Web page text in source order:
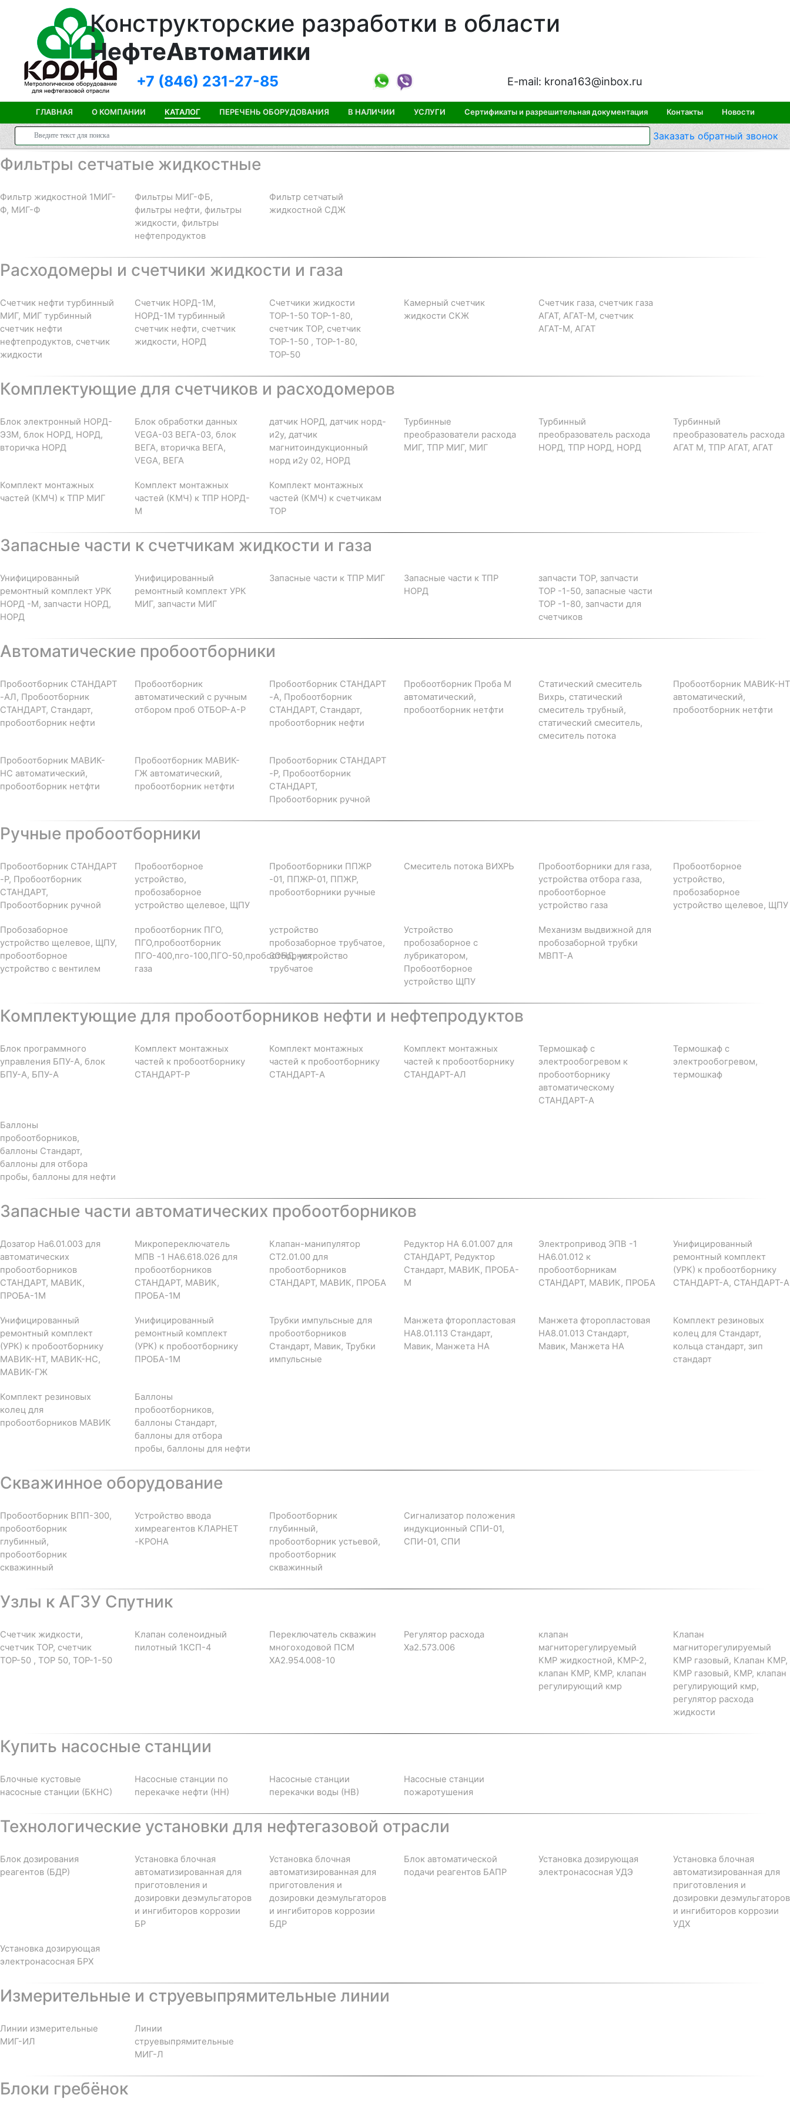
Конструкторские разработки в области
НефтеАвтоматики
+7 (846) 231-27-85 E-mail: krona163@inbox.ru
ГЛАВНАЯ О КОМПАНИИ КАТАЛОГ ПЕРЕЧЕНЬ ОБОРУДОВАНИЯ В НАЛИЧИИ УСЛУГИ Сертификаты и разрешительная документация Контакты Новости
Заказать обратный звонок
Фильтры сетчатые жидкостные
Фильтр жидкостной 1МИГ-
Ф, МИГ-Ф
Фильтры МИГ-ФБ,
фильтры нефти, фильтры
жидкости, фильтры
нефтепродуктов
Фильтр сетчатый
жидкостной СДЖ
Расходомеры и счетчики жидкости и газа
Счетчик нефти турбинный
МИГ, МИГ турбинный
счетчик нефти
нефтепродуктов, счетчик
жидкости
Счетчик НОРД-1М,
НОРД-1М турбинный
счетчик нефти, счетчик
жидкости, НОРД
Счетчики жидкости
ТОР-1-50 ТОР-1-80,
счетчик ТОР, счетчик
ТОР-1-50 , ТОР-1-80,
ТОР-50
Камерный счетчик
жидкости СКЖ
Счетчик газа, счетчик газа
АГАТ, АГАТ-М, счетчик
АГАТ-М, АГАТ
Комплектующие для счетчиков и расходомеров
Блок электронный НОРД-
Э3М, блок НОРД, НОРД,
вторичка НОРД
Блок обработки данных
VEGA-03 ВЕГА-03, блок
ВЕГА, вторичка ВЕГА,
VEGA, ВЕГА
датчик НОРД, датчик норд-
и2у, датчик
магнитоиндукционный
норд и2у 02, НОРД
Турбинные
преобразователи расхода
МИГ, ТПР МИГ, МИГ
Турбинный
преобразователь расхода
НОРД, ТПР НОРД, НОРД
Турбинный
преобразователь расхода
АГАТ М, ТПР АГАТ, АГАТ
Комплект монтажных
частей (КМЧ) к ТПР МИГ
Комплект монтажных
частей (КМЧ) к ТПР НОРД-
М
Комплект монтажных
частей (КМЧ) к счетчикам
ТОР
Запасные части к счетчикам жидкости и газа
Унифицированный
ремонтный комплект УРК
НОРД -М, запчасти НОРД,
НОРД
Унифицированный
ремонтный комплект УРК
МИГ, запчасти МИГ
Запасные части к ТПР МИГ
Запасные части к ТПР
НОРД
запчасти ТОР, запчасти
ТОР -1-50, запасные части
ТОР -1-80, запчасти для
счетчиков
Автоматические пробоотборники
Пробоотборник СТАНДАРТ
-АЛ, Пробоотборник
СТАНДАРТ, Стандарт,
пробоотборник нефти
Пробоотборник
автоматический с ручным
отбором проб ОТБОР-А-Р
Пробоотборник СТАНДАРТ
-А, Пробоотборник
СТАНДАРТ, Стандарт,
пробоотборник нефти
Пробоотборник Проба М
автоматический,
пробоотборник нетфти
Статический смеситель
Вихрь, статический
смеситель трубный,
статический смеситель,
смеситель потока
Пробоотборник МАВИК-НТ
автоматический,
пробоотборник нетфти
Пробоотборник МАВИК-
НС автоматический,
пробоотборник нетфти
Пробоотборник МАВИК-
ГЖ автоматический,
пробоотборник нетфти
Пробоотборник СТАНДАРТ
-Р, Пробоотборник
СТАНДАРТ,
Пробоотборник ручной
Ручные пробоотборники
Пробоотборник СТАНДАРТ
-Р, Пробоотборник
СТАНДАРТ,
Пробоотборник ручной
Пробоотборное
устройство,
пробозаборное
устройство щелевое, ЩПУ
Пробоотборники ППЖР
-01, ППЖР-01, ППЖР,
пробоотборники ручные
Смеситель потока ВИХРЬ
Пробоотборники для газа,
устройства отбора газа,
пробоотборное
устройство газа
Пробоотборное
устройство,
пробозаборное
устройство щелевое, ЩПУ
Пробозаборное
устройство щелевое, ЩПУ,
пробоотборное
устройство с вентилем
пробоотборник ПГО,
ПГО,пробоотборник
ПГО-400,пго-100,ПГО-50,пробоотборник
газа
устройство
пробозаборное трубчатое,
ЗОНД, устройство
трубчатое
Устройство
пробозаборное с
лубрикатором,
Пробоотборное
устройство ЩПУ
Механизм выдвижной для
пробозаборной трубки
МВПТ-А
Комплектующие для пробоотборников нефти и нефтепродуктов
Блок программного
управления БПУ-А, блок
БПУ-А, БПУ-А
Комплект монтажных
частей к пробоотборнику
СТАНДАРТ-Р
Комплект монтажных
частей к пробоотборнику
СТАНДАРТ-А
Комплект монтажных
частей к пробоотборнику
СТАНДАРТ-АЛ
Термошкаф с
электрообогревом к
пробоотборнику
автоматическому
СТАНДАРТ-А
Термошкаф с
электрообогревом,
термошкаф
Баллоны
пробоотборников,
баллоны Стандарт,
баллоны для отбора
пробы, баллоны для нефти
Запасные части автоматических пробоотборников
Дозатор На6.01.003 для
автоматических
пробоотборников
СТАНДАРТ, МАВИК,
ПРОБА-1М
Микропереключатель
МПВ -1 НА6.618.026 для
пробоотборников
СТАНДАРТ, МАВИК,
ПРОБА-1М
Клапан-манипулятор
СТ2.01.00 для
пробоотборников
СТАНДАРТ, МАВИК, ПРОБА
Редуктор НА 6.01.007 для
СТАНДАРТ, Редуктор
Стандарт, МАВИК, ПРОБА-
М
Электропривод ЭПВ -1
НА6.01.012 к
пробоотборникам
СТАНДАРТ, МАВИК, ПРОБА
Унифицированный
ремонтный комплект
(УРК) к пробоотборнику
СТАНДАРТ-А, СТАНДАРТ-А
Унифицированный
ремонтный комплект
(УРК) к пробоотборнику
МАВИК-НТ, МАВИК-НС,
МАВИК-ГЖ
Унифицированный
ремонтный комплект
(УРК) к пробоотборнику
ПРОБА-1М
Трубки импульсные для
пробоотборников
Стандарт, Мавик, Трубки
импульсные
Манжета фторопластовая
НА8.01.113 Стандарт,
Мавик, Манжета НА
Манжета фторопластовая
НА8.01.013 Стандарт,
Мавик, Манжета НА
Комплект резиновых
колец для Стандарт,
кольца стандарт, зип
стандарт
Комплект резиновых
колец для
пробоотборников МАВИК
Баллоны
пробоотборников,
баллоны Стандарт,
баллоны для отбора
пробы, баллоны для нефти
Скважинное оборудование
Пробоотборник ВПП-300,
пробоотборник
глубинный,
пробоотборник
скважинный
Устройство ввода
химреагентов КЛАРНЕТ
-КРОНА
Пробоотборник
глубинный,
пробоотборник устьевой,
пробоотборник
скважинный
Сигнализатор положения
индукционный СПИ-01,
СПИ-01, СПИ
Узлы к АГЗУ Спутник
Счетчик жидкости,
счетчик ТОР, счетчик
ТОР-50 , ТОР 50, ТОР-1-50
Клапан соленоидный
пилотный 1КСП-4
Переключатель скважин
многоходовой ПСМ
ХА2.954.008-10
Регулятор расхода
Ха2.573.006
клапан
магниторегулируемый
КМР жидкостной, КМР-2,
клапан КМР, КМР, клапан
регулирующий кмр
Клапан
магниторегулируемый
КМР газовый, Клапан КМР,
КМР газовый, КМР, клапан
регулирующий кмр,
регулятор расхода
жидкости
Купить насосные станции
Блочные кустовые
насосные станции (БКНС)
Насосные станции по
перекачке нефти (НН)
Насосные станции
перекачки воды (НВ)
Насосные станции
пожаротушения
Технологические установки для нефтегазовой отрасли
Блок дозирования
реагентов (БДР)
Установка блочная
автоматизированная для
приготовления и
дозировки деэмульгаторов
и ингибиторов коррозии
БР
Установка блочная
автоматизированная для
приготовления и
дозировки деэмульгаторов
и ингибиторов коррозии
БДР
Блок автоматической
подачи реагентов БАПР
Установка дозирующая
электронасосная УДЭ
Установка блочная
автоматизированная для
приготовления и
дозировки деэмульгаторов
и ингибиторов коррозии
УДХ
Установка дозирующая
электронасосная БРХ
Измерительные и струевыпрямительные линии
Линии измерительные
МИГ-ИЛ
Линии
струевыпрямительные
МИГ-Л
Блоки гребёнок